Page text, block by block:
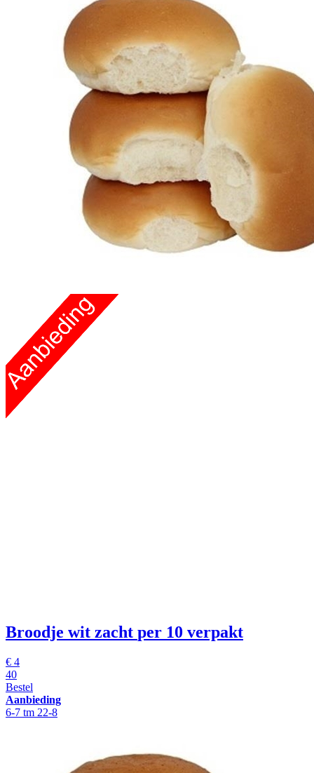
Broodje wit zacht per 10 verpakt
€ 4
40
Bestel
Aanbieding
6-7 tm 22-8